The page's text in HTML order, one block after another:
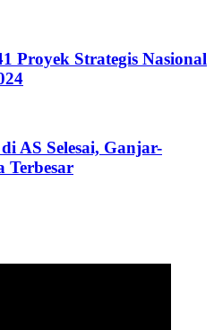
Proyek Strategis Nasional
AS Selesai, Ganjar-
Terbesar